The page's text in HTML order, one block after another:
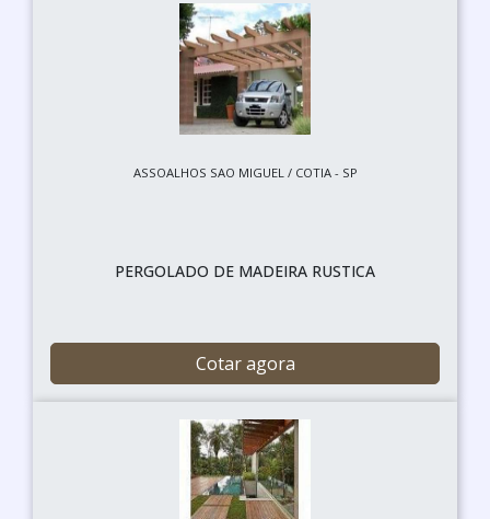
ASSOALHOS SAO MIGUEL / COTIA - SP
PERGOLADO DE MADEIRA RUSTICA
Cotar agora